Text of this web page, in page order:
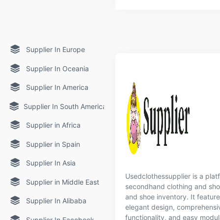
Supplier In Europe
Supplier In Oceania
Supplier In America
Supplier In South America
Supplier in Africa
Supplier in Spain
Supplier In Asia
Supplier in Middle East
Supplier In Alibaba
Usedclothessupplier is a
secondhand clothing and
and shoe inventory. It
elegant design,
functionality, and easy